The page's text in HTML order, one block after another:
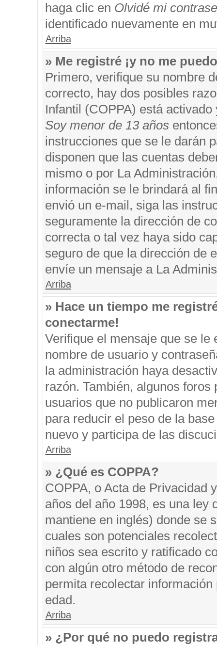
haga clic en Olvidé mi
identificado nuevamente en
Arriba
» Me registré ¡y no me
Primero, verifique su nombre
correcto, hay dos posibles
Infantil (COPPA) está
Soy menor de 13 años
instrucciones que se le darán
disponen que las cuentas
mismo o por La
información se le brindará al
envió un e-mail, siga las
seguramente la dirección de
correcta o tal vez haya sido
seguro de que la dirección de
envíe un mensaje a La
Arriba
» Hace un tiempo me
conectarme!
Verifique el mensaje que se
nombre de usuario y
la administración haya
razón. También, algunos
usuarios que no publicaron
para reducir el peso de la
nuevo y participa de las
Arriba
» ¿Qué es COPPA?
COPPA, o Acta de Privacidad
años del año 1998, es una ley
mantiene en inglés) donde se
cuales son potenciales
niños sea escrito y ratificado
con algún otro método de
permita recolectar
edad.
Arriba
» ¿Por qué no puedo